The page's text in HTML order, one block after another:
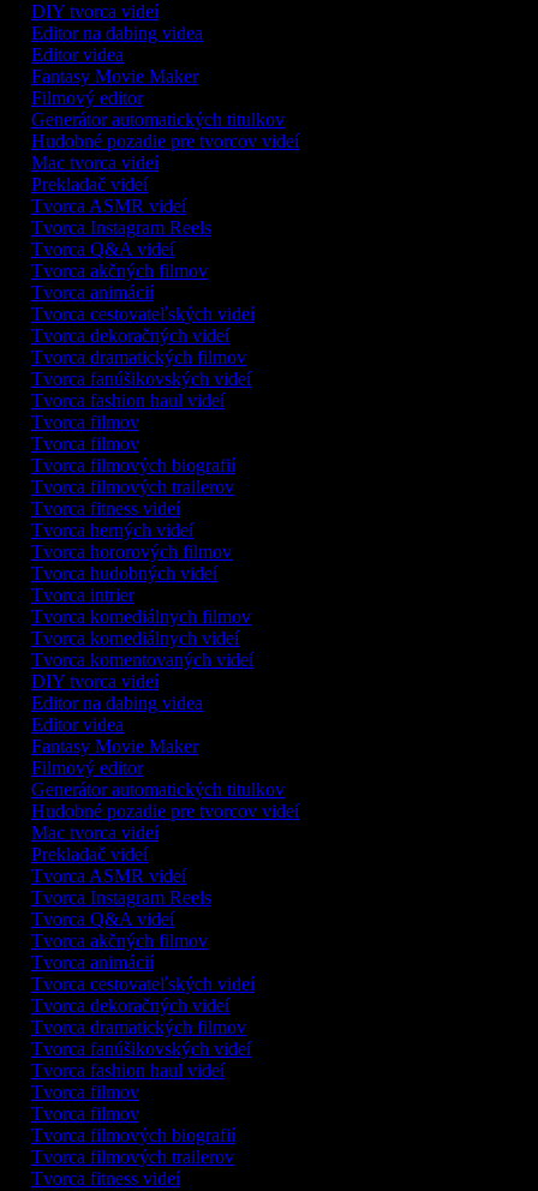
DIY tvorca videí
Editor na dabing videa
Editor videa
Fantasy Movie Maker
Filmový editor
Generátor automatických titulkov
Hudobné pozadie pre tvorcov videí
Mac tvorca videí
Prekladač videí
Tvorca ASMR videí
Tvorca Instagram Reels
Tvorca Q&A videí
Tvorca akčných filmov
Tvorca animácií
Tvorca cestovateľských videí
Tvorca dekoračných videí
Tvorca dramatických filmov
Tvorca fanúšikovských videí
Tvorca fashion haul videí
Tvorca filmov
Tvorca filmov
Tvorca filmových biografií
Tvorca filmových trailerov
Tvorca fitness videí
Tvorca herných videí
Tvorca hororových filmov
Tvorca hudobných videí
Tvorca intrier
Tvorca komediálnych filmov
Tvorca komediálnych videí
Tvorca komentovaných videí
DIY tvorca videí
Editor na dabing videa
Editor videa
Fantasy Movie Maker
Filmový editor
Generátor automatických titulkov
Hudobné pozadie pre tvorcov videí
Mac tvorca videí
Prekladač videí
Tvorca ASMR videí
Tvorca Instagram Reels
Tvorca Q&A videí
Tvorca akčných filmov
Tvorca animácií
Tvorca cestovateľských videí
Tvorca dekoračných videí
Tvorca dramatických filmov
Tvorca fanúšikovských videí
Tvorca fashion haul videí
Tvorca filmov
Tvorca filmov
Tvorca filmových biografií
Tvorca filmových trailerov
Tvorca fitness videí